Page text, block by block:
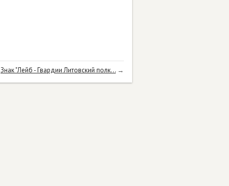
Знак "Лейб - Гвардии Литовский полк... →